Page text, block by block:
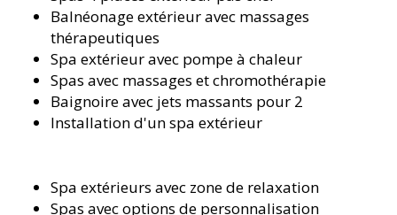
Balnéonage extérieur avec massages
thérapeutiques
Spa extérieur avec pompe à chaleur
Spas avec massages et chromothérapie
Baignoire avec jets massants pour 2
Installation d'un spa extérieur
Spa extérieurs avec zone de relaxation
Spas avec options de personnalisation